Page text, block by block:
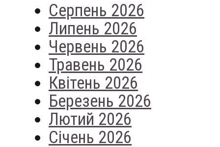
Серпень 2026
Липень 2026
Червень 2026
Травень 2026
Квітень 2026
Березень 2026
Лютий 2026
Січень 2026